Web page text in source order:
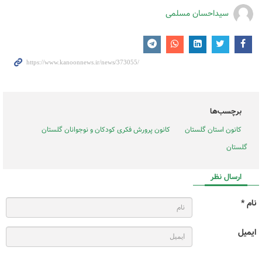
سیداحسان مسلمی
برچسب‌ها
کانون استان گلستان
کانون پرورش فکری کودکان و نوجوانان گلستان
گلستان
ارسال نظر
نام *
ایمیل